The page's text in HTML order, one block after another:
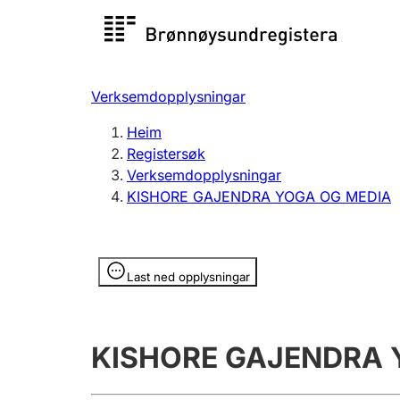
Registersøk
Registrere, endre, slette
Verksemdopplysningar
Heim
Registersøk
Verksemdopplysningar
KISHORE GAJENDRA YOGA OG MEDIA
Last ned opplysningar
Opplysninger er skjult
KISHORE GAJENDRA